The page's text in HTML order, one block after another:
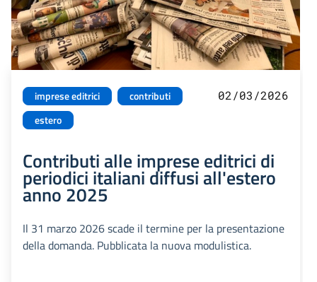
imprese editrici
contributi
estero
02/03/2026
Contributi alle imprese editrici di
periodici italiani diffusi all'estero
anno 2025
Il 31 marzo 2026 scade il termine per la presentazione
della domanda. Pubblicata la nuova modulistica.